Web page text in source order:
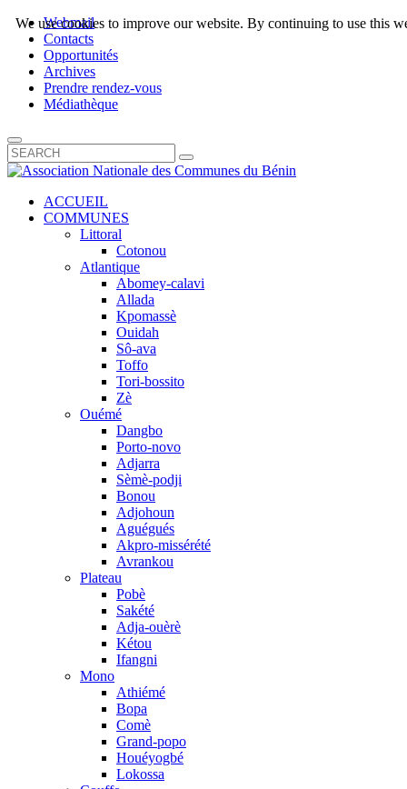
Webmail
Contacts
Opportunités
Archives
Prendre rendez-vous
Médiathèque
ACCUEIL
COMMUNES
Littoral
Cotonou
Atlantique
Abomey-calavi
Allada
Kpomassè
Ouidah
Sô-ava
Toffo
Tori-bossito
Zè
Ouémé
Dangbo
Porto-novo
Adjarra
Sèmè-podji
Bonou
Adjohoun
Aguégués
Akpro-missérété
Avrankou
Plateau
Pobè
Sakété
Adja-ouèrè
Kétou
Ifangni
Mono
Athiémé
Bopa
Comè
Grand-popo
Houéyogbé
Lokossa
We use cookies to improve our website. By continuing to use this